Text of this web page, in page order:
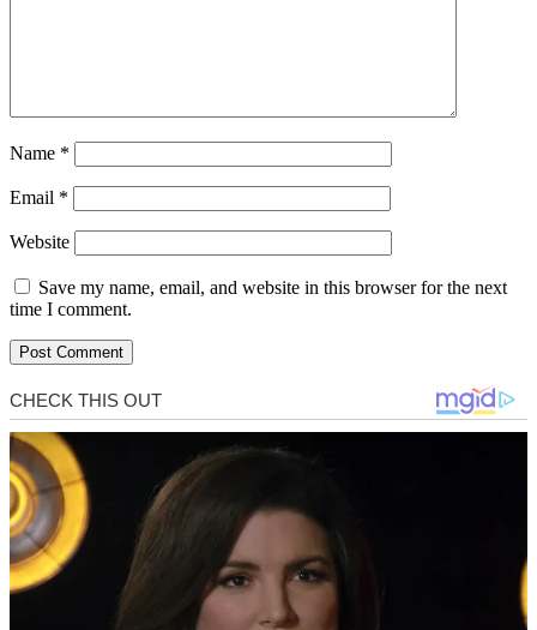
Name *
Email *
Website
Save my name, email, and website in this browser for the next
time I comment.